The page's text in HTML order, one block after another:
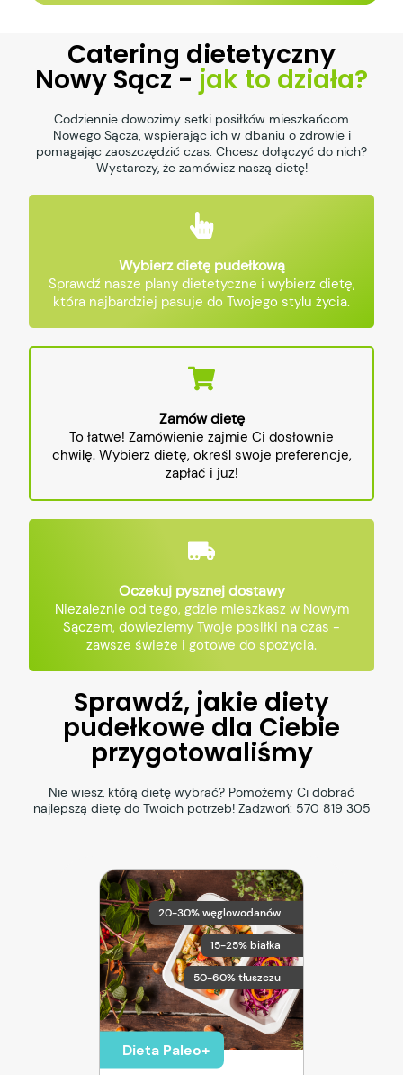
Catering dietetyczny
Nowy Sącz - jak to działa?
Codziennie dowozimy setki posiłków mieszkańcom
Nowego Sącza, wspierając ich w dbaniu o zdrowie i
pomagając zaoszczędzić czas. Chcesz dołączyć do nich?
Wystarczy, że zamówisz naszą dietę!
Wybierz dietę pudełkową
Sprawdź nasze plany dietetyczne i wybierz dietę,
która najbardziej pasuje do Twojego stylu życia.
Zamów dietę
To łatwe! Zamówienie zajmie Ci dosłownie
chwilę. Wybierz dietę, określ swoje preferencje,
zapłać i już!
Oczekuj pysznej dostawy
Niezależnie od tego, gdzie mieszkasz w Nowym
Sączem, dowieziemy Twoje posiłki na czas -
zawsze świeże i gotowe do spożycia.
Sprawdź, jakie diety
pudełkowe dla Ciebie
przygotowaliśmy
Nie wiesz, którą dietę wybrać? Pomożemy Ci dobrać
najlepszą dietę do Twoich potrzeb! Zadzwoń: 570 819 305
20-30% węglowodanów
15-25% białka
50-60% tłuszczu
Dieta Paleo+